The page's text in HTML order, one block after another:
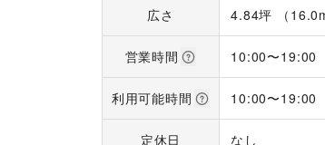
【利用可能面積】
4,000㎜×2,000㎜
【利用手引き】
イベント実施可能時間
10:00~19:00
広さ 4.84坪 （
営業時間 10:00〜19:00
利用可能時間 10:00〜19:00
定休日 なし